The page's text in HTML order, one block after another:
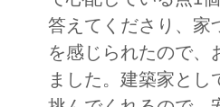
答えてくださり、家
を感じられたので、
ました。建築家とし